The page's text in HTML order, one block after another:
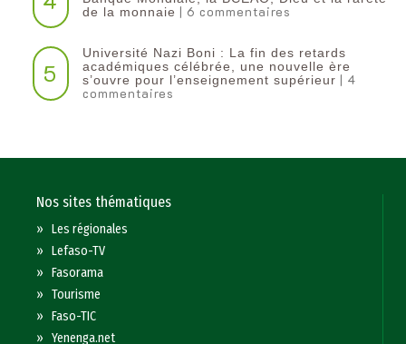
de la monnaie | 6 commentaires
5
Université Nazi Boni : La fin des retards
académiques célébrée, une nouvelle ère
s’ouvre pour l’enseignement supérieur | 4
commentaires
Nos sites thématiques
»Les régionales
»Lefaso-TV
»Fasorama
»Tourisme
»Faso-TIC
»Yenenga.net